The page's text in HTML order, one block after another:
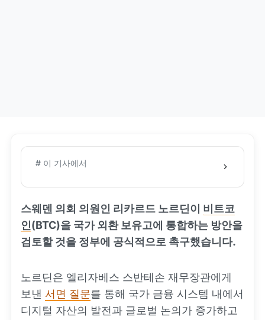
# 이 기사에서
스웨덴 의회 의원인 리카르드 노르딘이 비트코
인(BTC)을 국가 외환 보유고에 통합하는 방안을
검토할 것을 정부에 공식적으로 촉구했습니다.
노르딘은 엘리자베스 스반테손 재무장관에게
보낸 서면 질문를 통해 국가 금융 시스템 내에서
디지털 자산의 발전과 글로벌 논의가 증가하고